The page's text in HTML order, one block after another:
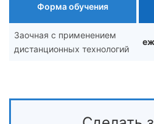
Форма обучения
Заочная с применением
дистанционных технологий